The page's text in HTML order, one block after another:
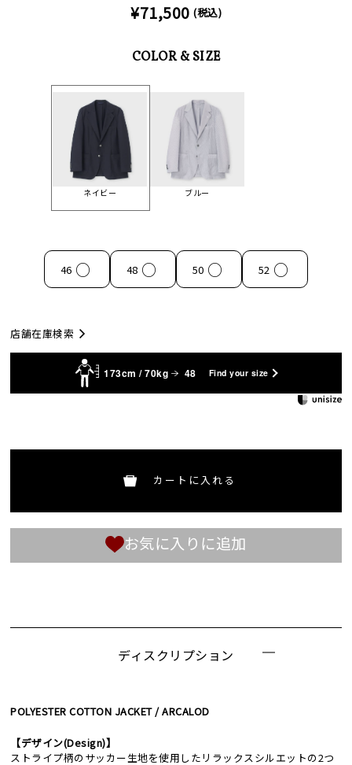
¥71,500 (税込)
COLOR & SIZE
ネイビー ブルー
46 ○ 48 ○ 50 ○ 52 ○
店舗在庫検索
173cm / 70kg 48 Find your size
カートに入れる
お気に入りに追加
ディスクリプション
POLYESTER COTTON JACKET / ARCALOD
【デザイン(Design)】
ストライプ柄のサッカー生地を使用したリラックスシルエットの2つ